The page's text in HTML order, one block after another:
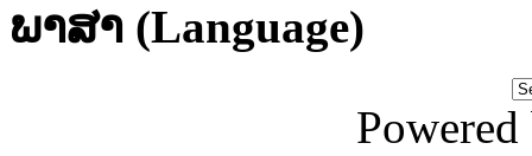
ພາສາ (Language)